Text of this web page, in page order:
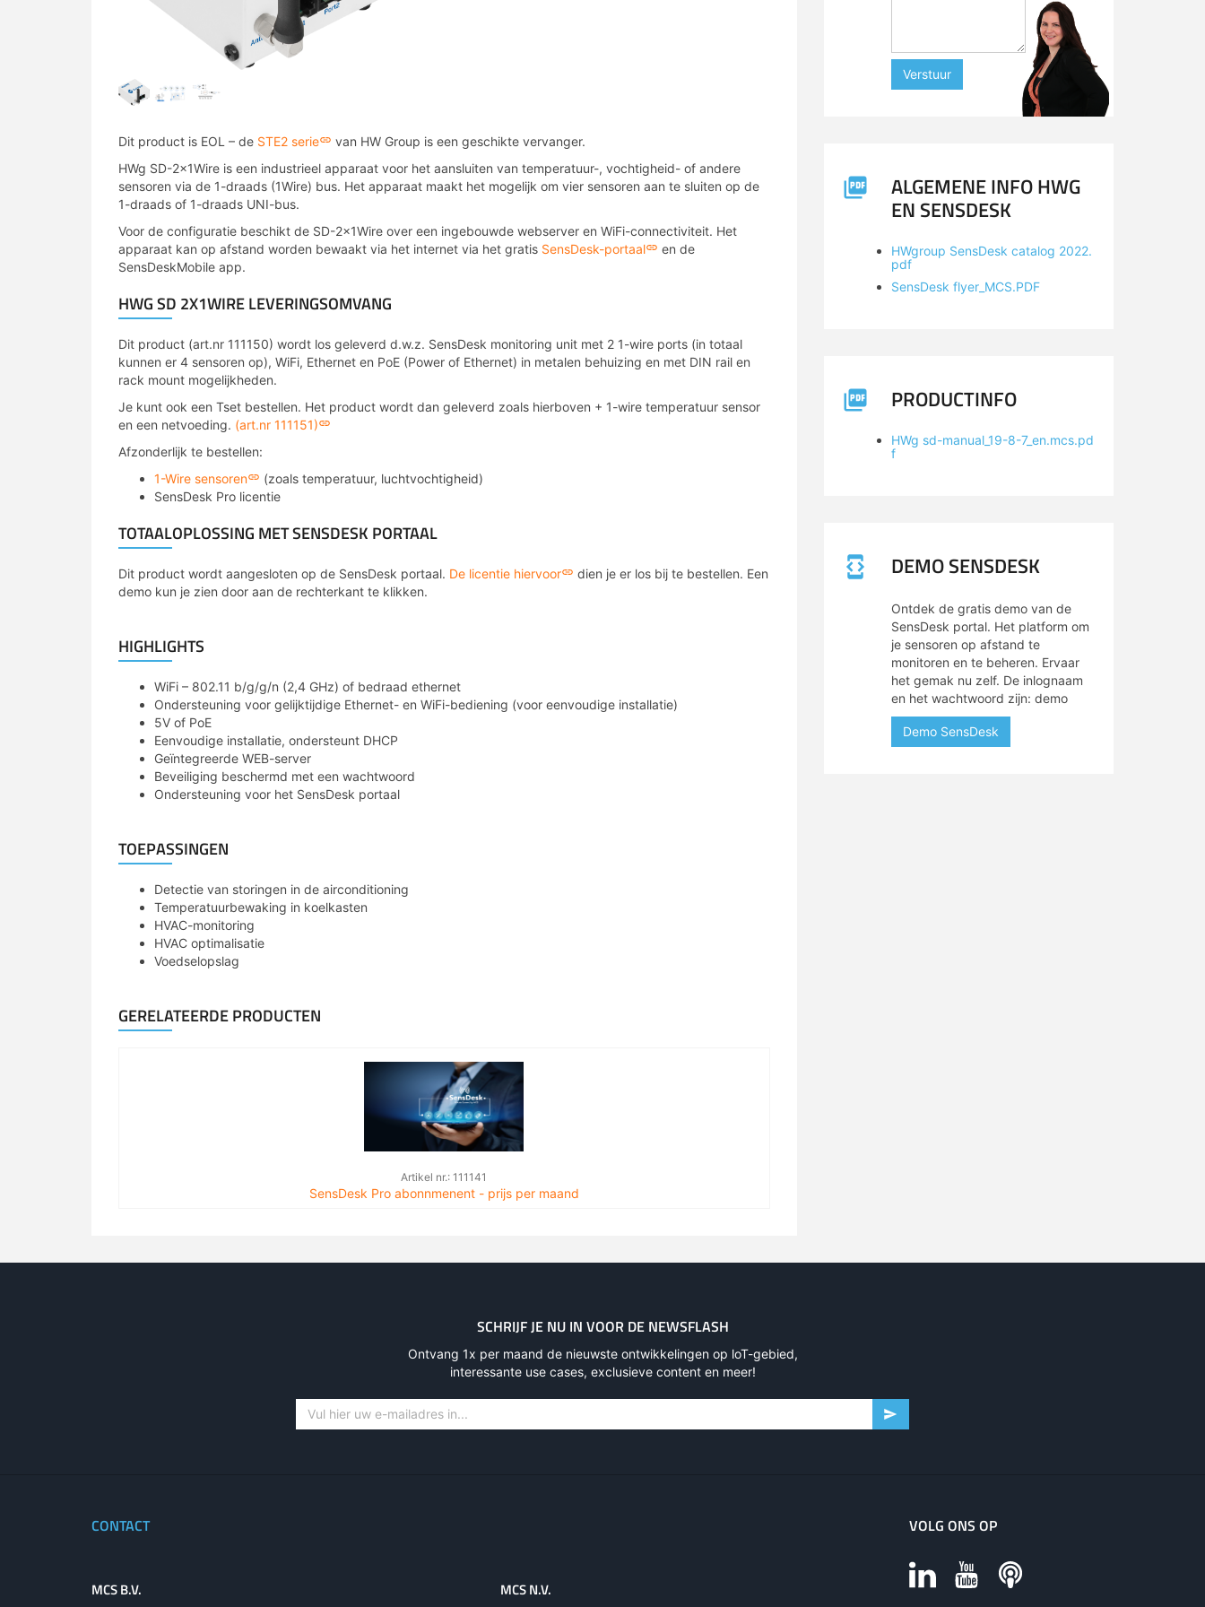
Dit product is EOL – de STE2 serie
van HW Group is een geschikte vervanger.
HWg SD-2x1Wire is een industrieel apparaat voor het aansluiten van temperatuur-, vochtigheid- of andere
sensoren via de 1-draads (1Wire) bus. Het apparaat maakt het mogelijk om vier sensoren aan te sluiten op de
1-draads of 1-draads UNI-bus.
Voor de configuratie beschikt de SD-2x1Wire over een ingebouwde webserver en WiFi-connectiviteit. Het
apparaat kan op afstand worden bewaakt via het internet via het gratis SensDesk-portaal
en de
SensDeskMobile app.
HWG SD 2X1WIRE LEVERINGSOMVANG
Dit product (art.nr 111150) wordt los geleverd d.w.z. SensDesk monitoring unit met 2 1-wire ports (in totaal
kunnen er 4 sensoren op), WiFi, Ethernet en PoE (Power of Ethernet) in metalen behuizing en met DIN rail en
rack mount mogelijkheden.
Je kunt ook een Tset bestellen. Het product wordt dan geleverd zoals hierboven + 1-wire temperatuur sensor
en een netvoeding. (art.nr 111151)
Afzonderlijk te bestellen:
1-Wire sensoren
(zoals temperatuur, luchtvochtigheid)
SensDesk Pro licentie
TOTAALOPLOSSING MET SENSDESK PORTAAL
Dit product wordt aangesloten op de SensDesk portaal. De licentie hiervoor
dien je er los bij te bestellen. Een
demo kun je zien door aan de rechterkant te klikken.
HIGHLIGHTS
WiFi – 802.11 b/g/g/n (2,4 GHz) of bedraad ethernet
Ondersteuning voor gelijktijdige Ethernet- en WiFi-bediening (voor eenvoudige installatie)
5V of PoE
Eenvoudige installatie, ondersteunt DHCP
Geïntegreerde WEB-server
Beveiliging beschermd met een wachtwoord
Ondersteuning voor het SensDesk portaal
TOEPASSINGEN
Detectie van storingen in de airconditioning
Temperatuurbewaking in koelkasten
HVAC-monitoring
HVAC optimalisatie
Voedselopslag
GERELATEERDE PRODUCTEN
Artikel nr.: 111141
SensDesk Pro abonnmenent - prijs per maand
Verstuur
ALGEMENE INFO HWG
EN SENSDESK
HWgroup SensDesk catalog 2022.
pdf
SensDesk flyer_MCS.PDF
PRODUCTINFO
HWg sd-manual_19-8-7_en.mcs.pd
f
DEMO SENSDESK
Ontdek de gratis demo van de
SensDesk portal. Het platform om
je sensoren op afstand te
monitoren en te beheren. Ervaar
het gemak nu zelf. De inlognaam
en het wachtwoord zijn: demo
Demo SensDesk
SCHRIJF JE NU IN VOOR DE NEWSFLASH
Ontvang 1x per maand de nieuwste ontwikkelingen op loT-gebied,
interessante use cases, exclusieve content en meer!
CONTACT
MCS B.V. MCS N.V.
VOLG ONS OP